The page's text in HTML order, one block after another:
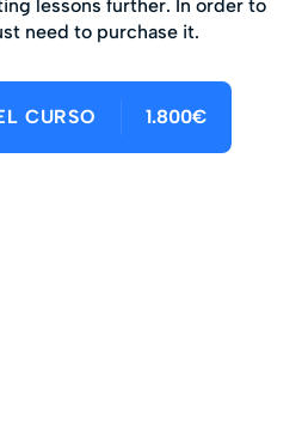
lessons further. In order to
need to purchase it.
CURSO 1.800€